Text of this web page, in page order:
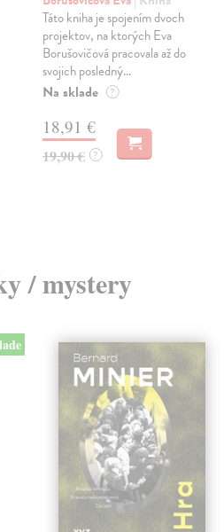
Táto kniha je spojením dvoch
projektov, na ktorých Eva
Borušovičová pracovala až do
svojich posledný...
Na sklade ?
18,91 €
19,90 € ?
/ mystery